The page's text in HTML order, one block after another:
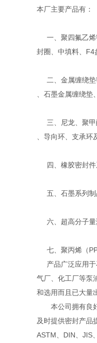
本厂主要产品有：
一、聚四氟乙烯
封圈、中填料、F4
二、金属缠绕垫
、石墨金属缠绕垫
三、尼龙、聚甲
、导向环、支承环
四、橡胶密封件
五、石墨系列制
六、超高分子量
七、聚丙烯（PP
产品广泛应用于
气厂、化工厂等泵
和选用而且已大量
本公司拥有良好
及时提供密封产品
ASTM、DIN、JIS